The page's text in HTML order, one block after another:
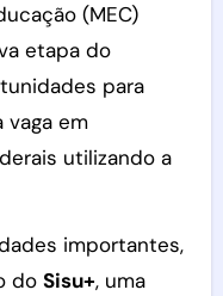
(MEC)
etapa do
para
em
utilizando a
importantes,
do Sisu+, uma